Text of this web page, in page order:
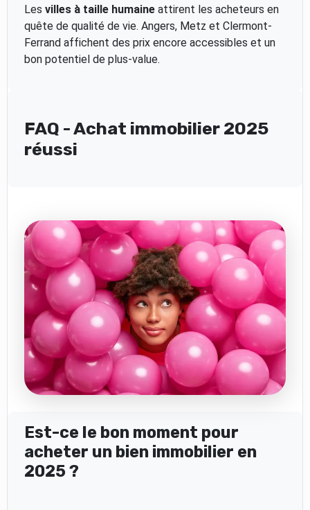
Les villes à taille humaineattirent les acheteurs en
quête de qualité de vie. Angers, Metz et Clermont-
Ferrand affichent des prix encore accessibles et un
bon potentiel de plus-value.
FAQ - Achat immobilier 2025
réussi
Est-ce le bon moment pour
acheter un bien immobilier en
2025 ?